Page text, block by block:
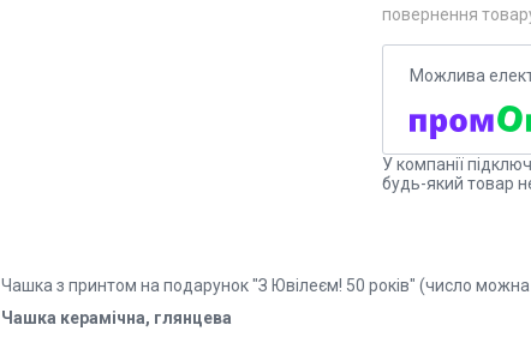
повернення
У компанії
будь-який товар
Чашка з принтом на подарунок "З Ювілеєм! 50 років" (число можна
Чашка керамічна, глянцева